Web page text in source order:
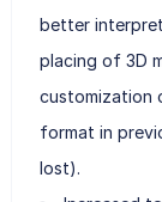
better
placing of 3D
customization
format in
lost).